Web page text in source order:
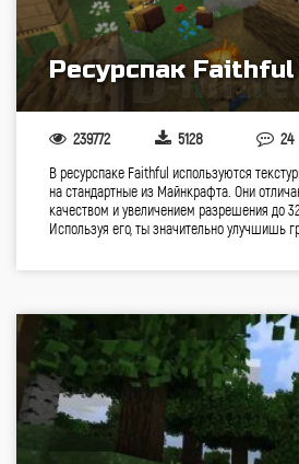
Ресурспак Faithful
239772 5128 24
В ресурспаке Faithful используются
на стандартные из Майнкрафта. Они
качеством и увеличением разрешения до
Используя его, ты значительно улучшишь